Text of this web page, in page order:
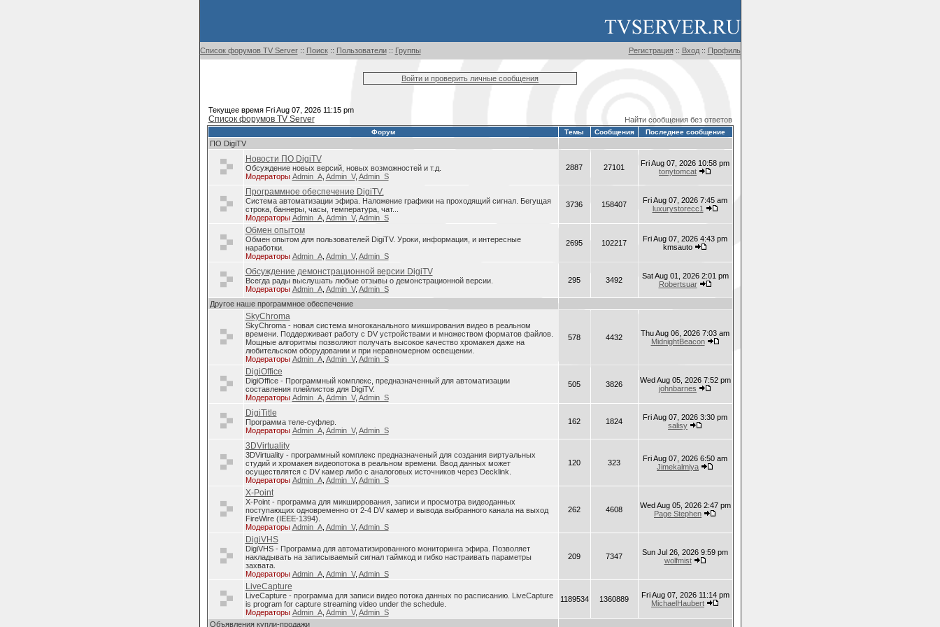
Список форумов TV Server:: Поиск:: Пользователи:: Группы Регистрация :: Вход:: Профиль
Войти и проверить личные сообщения
Текущее время Fri Aug 07, 2026 11:15 pm
Список форумов TV Server Найти сообщения без ответов
Форум Темы Сообщения Последнее сообщение
ПО DigiTV
Новости ПО DigiTV
Обсуждение новых версий, новых возможностей и т.д.
Модераторы Admin_A, Admin_V, Admin_S
2887 27101
Fri Aug 07, 2026 10:58 pm
tonytomcat
Программное обеспечение DigiTV.
Система автоматизации эфира. Наложение графики на проходящий сигнал. Бегущая
строка, баннеры, часы, температура, чат...
Модераторы Admin_A, Admin_V, Admin_S
3736 158407
Fri Aug 07, 2026 7:45 am
luxurystorecc1
Обмен опытом
Обмен опытом для пользователей DigiTV. Уроки, информация, и интересные
наработки.
Модераторы Admin_A, Admin_V, Admin_S
2695 102217
Fri Aug 07, 2026 4:43 pm
kmsauto
Обсуждение демонстрационной версии DigiTV
Всегда рады выслушать любые отзывы о демонстрационной версии.
Модераторы Admin_A, Admin_V, Admin_S
295 3492
Sat Aug 01, 2026 2:01 pm
Robertsuar
Другое наше программное обеспечение
SkyChroma
SkyChroma - новая система многоканального микширования видео в реальном
времени. Поддерживает работу с DV устройствами и множеством форматов файлов.
Мощные алгоритмы позволяют получать высокое качество хромакея даже на
любительском оборудовании и при неравномерном освещении.
Модераторы Admin_A, Admin_V, Admin_S
578 4432
Thu Aug 06, 2026 7:03 am
MidnightBeacon
DigiOffice
DigiOffice - Программный комплекс, предназначенный для автоматизации
составления плейлистов для DigiTV.
Модераторы Admin_A, Admin_V, Admin_S
505 3826
Wed Aug 05, 2026 7:52 pm
johnbarnes
DigiTitle
Программа теле-суфлер.
Модераторы Admin_A, Admin_V, Admin_S
162 1824
Fri Aug 07, 2026 3:30 pm
salisy
3DVirtuality
3DVirtuality - программный комплекс предназначеный для создания виртуальных
студий и хромакея видеопотока в реальном времени. Ввод данных может
осуществлятся с DV камер либо с аналоговых источников через Decklink.
Модераторы Admin_A, Admin_V, Admin_S
120 323
Fri Aug 07, 2026 6:50 am
Jimekalmiya
X-Point
X-Point - программа для микширрования, записи и просмотра видеоданных
поступающих одновременно от 2-4 DV камер и вывода выбранного канала на выход
FireWire (IEEE-1394).
Модераторы Admin_A, Admin_V, Admin_S
262 4608
Wed Aug 05, 2026 2:47 pm
Page Stephen
DigiVHS
DigiVHS - Программа для автоматизированного мониторинга эфира. Позволяет
накладывать на записываемый сигнал таймкод и гибко настраивать параметры
захвата.
Модераторы Admin_A, Admin_V, Admin_S
209 7347
Sun Jul 26, 2026 9:59 pm
wolfmist
LiveCapture
LiveCapture - программа для записи видео потока данных по расписанию. LiveCapture
is program for capture streaming video under the schedule.
Модераторы Admin_A, Admin_V, Admin_S
1189534 1360889
Fri Aug 07, 2026 11:14 pm
MichaelHaubert
Объявления купли-продажи